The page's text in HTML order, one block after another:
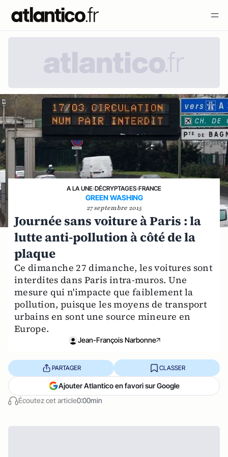
A LA UNE›DÉCRYPTAGES›FRANCE
GREEN WASHING
27 septembre 2015
Journée sans voiture à Paris : la
lutte anti-pollution à côté de la
plaque
Ce dimanche 27 dimanche, les voitures sont
interdites dans Paris intra-muros. Une
mesure qui n'impacte que faiblement la
pollution, puisque les moyens de transport
urbains en sont une source mineure en
Europe.
Jean-François Narbonne
Écoutez cet article0:00min
PARTAGER CLASSER
Ajouter Atlantico en favori sur Google